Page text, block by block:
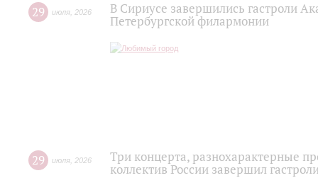
29 июля 2026
В Сириусе завершились гастроли
Петербургской филармонии
29 июля 2026
Три концерта, разнохарактерные
коллектив России завершил